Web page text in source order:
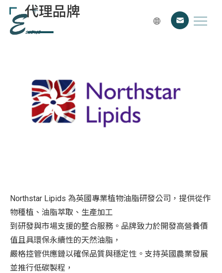
代理品牌
Northstar Lipids 為英國專業植物油脂研發公司，提供從作
物種植、油脂萃取、生產加工
到研發與市場支援的整合服務。品牌致力於開發高營養價
值且具環保永續性的天然油脂，
嚴格控管供應鏈以確保品質與穩定性。支持英國農業發展
並推行低碳製程，